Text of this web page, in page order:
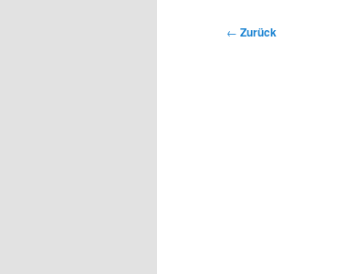
Beitragsnavigation
← Zurück